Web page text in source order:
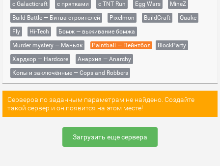
с Galacticraft
с прятками с TNT Run Egg Wars
MineZ
Build Battle — Битва строителей
Pixelmon BuildCraft
Quake
Fly
Hi-Tech
Бомж — выживание бомжа
Murder mystery — Маньяк
Paintball — Пейнтбол
BlockParty
Хардкор — Hardcore
Анархия — Anarchy
Копы и заключённые — Cops and Robbers
Серверов по заданным параметрам не найдено. Создайте
такой сервер и он появится на этом месте!
Загрузить еще сервера